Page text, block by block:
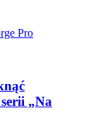
„Na